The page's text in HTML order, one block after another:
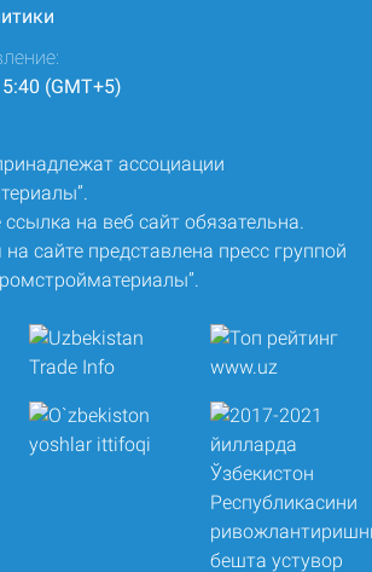
(GMT+5)
ассоциации
на веб сайт обязательна.
сайте представлена пресс группой